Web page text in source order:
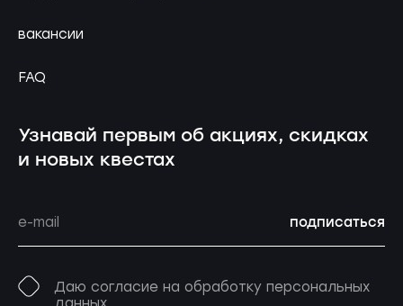
вакансии
FAQ
Узнавай первым об акциях, скидках
и новых квестах
подписаться
Даю согласие на обработку персональных